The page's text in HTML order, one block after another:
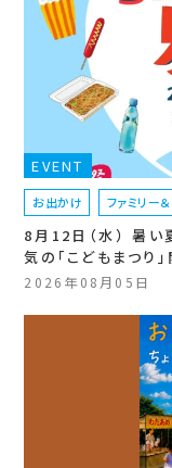
EVENT
お出かけ ファミリー
8月12日（水） 暑
気の「こどもまつり」
2026年08月05日